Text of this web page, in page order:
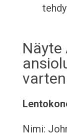
Näyte
varten
Nimi: